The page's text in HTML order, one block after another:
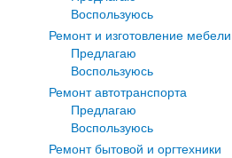
Воспользуюсь
Ремонт и изготовление мебели
Предлагаю
Воспользуюсь
Ремонт автотранспорта
Предлагаю
Воспользуюсь
Ремонт бытовой и оргтехники